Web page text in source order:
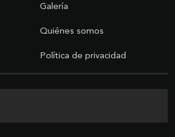
Galería
Quiénes somos
Política de privacidad